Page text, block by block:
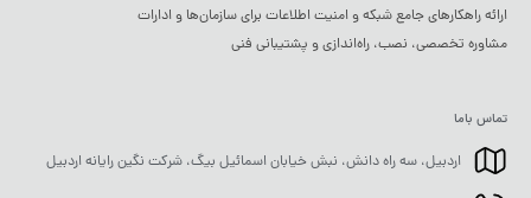
ارائه راهکارهای جامع شبکه و امنیت اطلاعات برای سازمان‌ها و ادارات
مشاوره تخصصی، نصب، راه‌اندازی و پشتیبانی فنی
تماس باما
اردبیل، سه راه دانش، نبش خیابان اسمائیل بیگ، شرکت نگین رایانه اردبیل